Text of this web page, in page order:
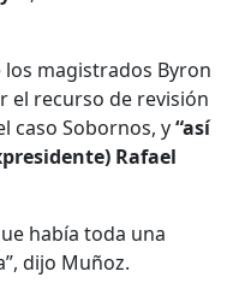
magistrados Byron
el recurso de revisión
caso Sobornos, y“así
Rafael
había toda una
dijo Muñoz.